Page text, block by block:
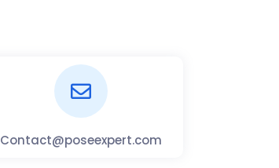
Contact@poseexpert.com